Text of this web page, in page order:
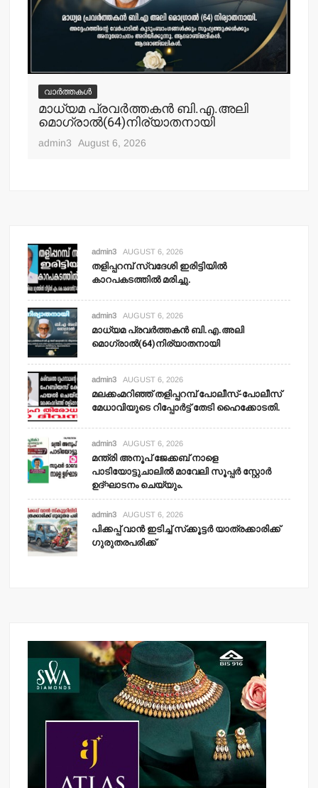
വാർത്തകൾ
മാധ്യമ പ്രവര്‍ത്തകന്‍ ബി.എ.അലി
മൊഗ്രാല്‍(64)നിര്യാതനായി
admin3 August 6, 2026
admin3 AUGUST 6, 2026
തളിപ്പറമ്പ് സ്വദേശി ഇരിട്ടിയില്‍
കാറപകടത്തില്‍ മരിച്ചു.
admin3 AUGUST 6, 2026
മാധ്യമ പ്രവര്‍ത്തകന്‍ ബി.എ.അലി
മൊഗ്രാല്‍(64)നിര്യാതനായി
admin3 AUGUST 6, 2026
മലക്കംമറിഞ്ഞ് തളിപ്പറമ്പ് പോലീസ്-പോലീസ്
മേധാവിയുടെ റിപ്പോര്‍ട്ട് തേടി ഹൈക്കോടതി.
admin3 AUGUST 6, 2026
മന്ത്രി അനൂപ് ജേക്കബ് നാളെ
പാടിയോട്ടുചാലില്‍ മാവേലി സൂപ്പര്‍ സ്റ്റോര്‍
ഉദ്ഘാടനം ചെയ്യും.
admin3 AUGUST 6, 2026
പിക്കപ്പ് വാന്‍ ഇടിച്ച് സ്‌ക്കൂട്ടര്‍ യാത്രക്കാരിക്ക്
ഗുരുതരപരിക്ക്